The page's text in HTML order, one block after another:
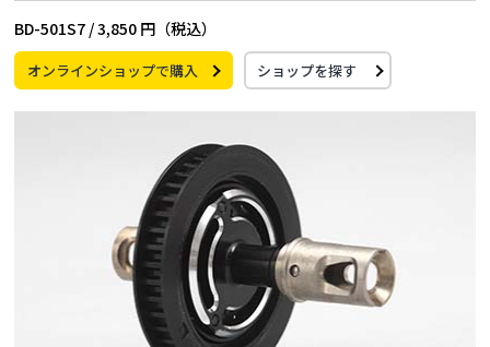
BD-501S7 /3,850 円（税込）
オンラインショップで購入 ショップを探す